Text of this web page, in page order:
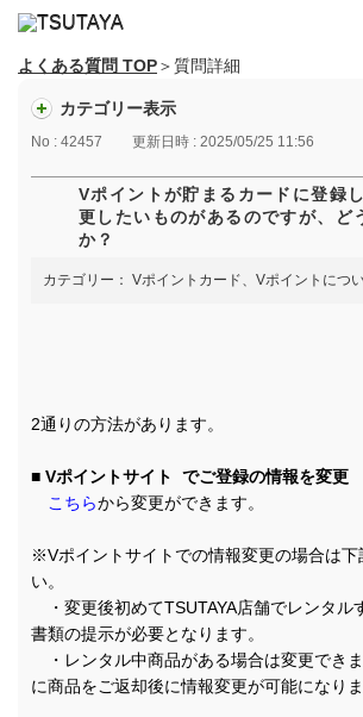
よくある質問 TOP＞質問詳細
カテゴリー表示
No : 42457 更新日時 : 2025/05/25 11:56
Vポイントが貯まるカードに登録
更したいものがあるのですが、ど
か？
カテゴリー： Vポイントカード、Vポイントにつ
2通りの方法があります。
■ Vポイントサイト でご登録の情報を変更
こちらから変更ができます。
※Vポイントサイトでの情報変更の場合は下
い。
・変更後初めてTSUTAYA店舗でレンタル
書類の提示が必要となります。
・レンタル中商品がある場合は変更でき
に商品をご返却後に情報変更が可能になりま